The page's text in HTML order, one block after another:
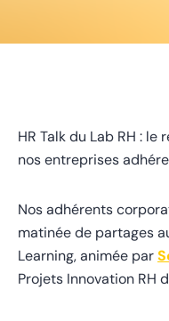
HR Talk du Lab RH :
nos entreprises
Nos adhérents
matinée de partages
Learning, animée par
Projets Innovation RH